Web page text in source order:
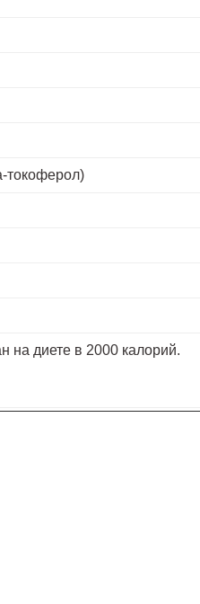
токоферол)
на диете в 2000 калорий.